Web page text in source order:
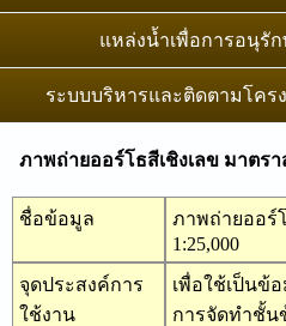
แนวเขตป่าไม้ถาวร
การสำรวจจัดทำสำมะโนที่ดิน
แนวเขตป่าไม้ชุุมชนตามมติคณ
เขตการใช้ที่ดินพืชเศรษฐกิจ
พื้นที่เสี่ยงต่อการชะล้างพังทลาย
แหล่งน้ำเพื่อการอนุรั
ระบบบริหารและติดตามโค
ภาพถ่ายออร์โธสีเชิงเลข มาตรา
ชื่อข้อมูล
ภาพถ่ายออร์
1:25,000
จุดประสงค์การ
ใช้งาน
เพื่อใช้เป็นข้
การจัดทำชั้น